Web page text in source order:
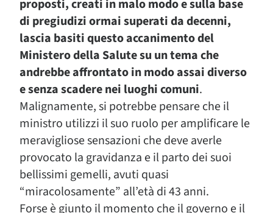
proposti, creati in malo modo e sulla base
di pregiudizi ormai superati da decenni,
lascia basiti questo accanimento del
Ministero della Salute su un tema che
andrebbe affrontato in modo assai diverso
e senza scadere nei luoghi comuni.
Malignamente, si potrebbe pensare che il
ministro utilizzi il suo ruolo per amplificare le
meravigliose sensazioni che deve averle
provocato la gravidanza e il parto dei suoi
bellissimi gemelli, avuti quasi
“miracolosamente” all’età di 43 anni.
Forse è giunto il momento che il governo e il